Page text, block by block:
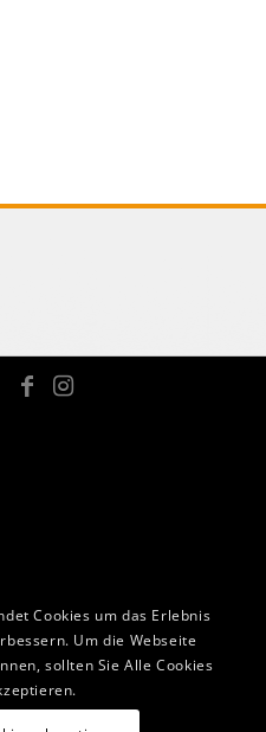
Cookies um das Erlebnis
Um die Webseite
sollten Sie Alle Cookies